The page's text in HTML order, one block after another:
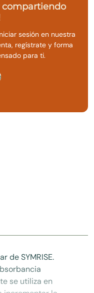
compartiendo
sesión en nuestra
regístrate y forma
para ti.
de SYMRISE.
se utiliza en